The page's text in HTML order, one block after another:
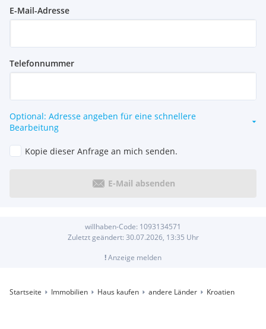
E-Mail-Adresse
Telefonnummer
Optional: Adresse angeben für eine schnellere
Bearbeitung
Kopie dieser Anfrage an mich senden.
E-Mail absenden
willhaben-Code: 1093134571
Zuletzt geändert: 30.07.2026, 13:35 Uhr
!Anzeige melden
Startseite Immobilien Haus kaufen andere Länder Kroatien